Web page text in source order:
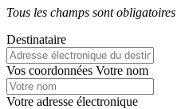
Tous les champs sont obligatoires
Destinataire
Vos coordonnées Votre nom
Votre adresse électronique